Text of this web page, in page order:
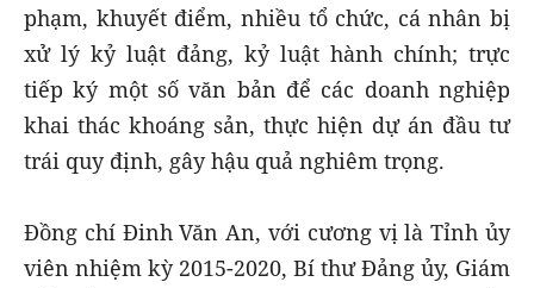
phạm, khuyết điểm, nhiều tổ chức, cá nhân bị
xử lý kỷ luật đảng, kỷ luật hành chính; trực
tiếp ký một số văn bản để các doanh nghiệp
khai thác khoáng sản, thực hiện dự án đầu tư
trái quy định, gây hậu quả nghiêm trọng.
Đồng chí Đinh Văn An, với cương vị là Tỉnh ủy
viên nhiệm kỳ 2015-2020, Bí thư Đảng ủy, Giám